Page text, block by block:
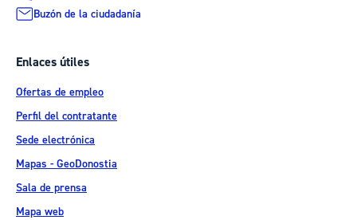
Buzón de la ciudadanía
Enlaces útiles
Ofertas de empleo
Perfil del contratante
Sede electrónica
Mapas - GeoDonostia
Sala de prensa
Mapa web